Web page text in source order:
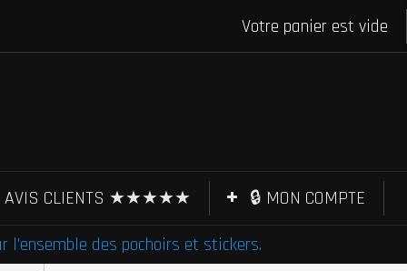
Votre panier est vide
AVIS CLIENTS ★★★★★
🔒 MON COMPTE
l'ensemble des pochoirs et stickers.